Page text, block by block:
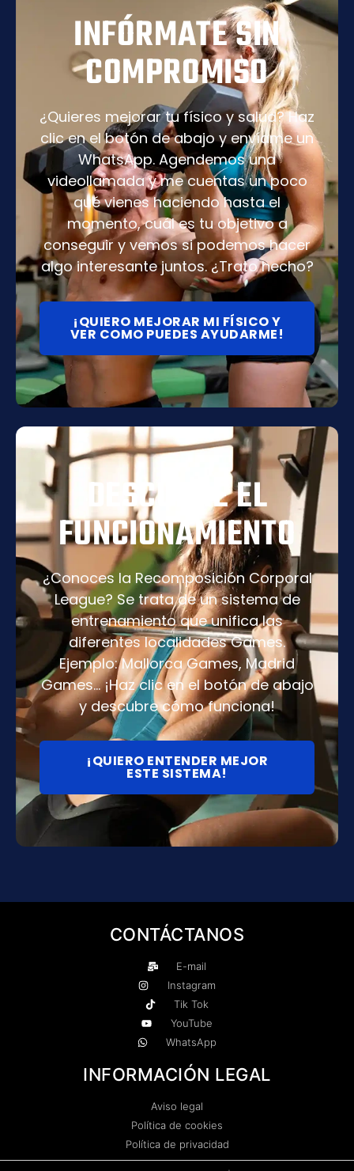
INFÓRMATE SIN
COMPROMISO
¿Quieres mejorar tu físico y salud? Haz
clic en el botón de abajo y envíame un
WhatsApp. Agendemos una
videollamada y me cuentas un poco
qué vienes haciendo hasta el
momento, cuál es tu objetivo a
conseguir y vemos si podemos hacer
algo interesante juntos. ¿Trato hecho?
¡QUIERO MEJORAR MI FÍSICO Y
VER COMO PUEDES AYUDARME!
DESCUBRE EL
FUNCIONAMIENTO
¿Conoces la Recomposición Corporal
League? Se trata de un sistema de
entrenamiento que unifica las
diferentes localidades Games.
Ejemplo: Mallorca Games, Madrid
Games… ¡Haz clic en el botón de abajo
y descubre cómo funciona!
¡QUIERO ENTENDER MEJOR
ESTE SISTEMA!
CONTÁCTANOS
E-mail
Instagram
Tik Tok
YouTube
WhatsApp
INFORMACIÓN LEGAL
Aviso legal
Política de cookies
Política de privacidad